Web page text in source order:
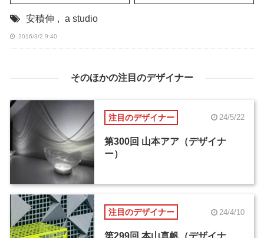
安積伸 , a studio
2016/3/2 9:40
そのほかの注目のデザイナー
注目のデザイナー 24/5/22
第300回 山本アア（デザイナ
ー）
注目のデザイナー 24/4/10
第299回 本山真帆（デザイナ